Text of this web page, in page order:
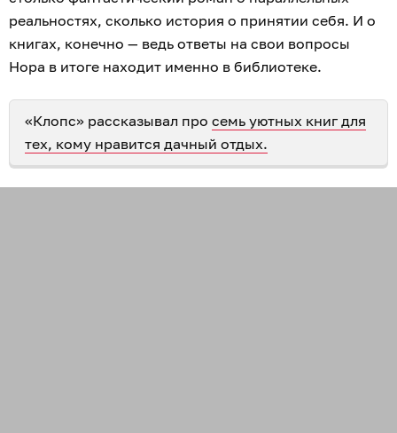
реальностях, сколько история о принятии себя. И о
книгах, конечно — ведь ответы на свои вопросы
Нора в итоге находит именно в библиотеке.
«Клопс» рассказывал про семь уютных книг для
тех, кому нравится дачный отдых.